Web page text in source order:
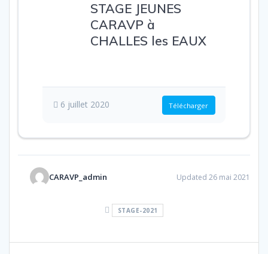
STAGE JEUNES
CARAVP à
CHALLES les EAUX
6 juillet 2020 Télécharger
CARAVP_admin Updated 26 mai 2021
STAGE-2021